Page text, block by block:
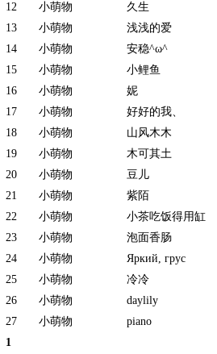
12
小萌物 久生
13
小萌物 浅浅的爱
14
小萌物 安稳^ω^
15
小萌物 小鲤鱼
16
小萌物 妮
17
小萌物 好好的我、
18
小萌物 山风木木
19
小萌物 木可其土
20
小萌物 豆儿
21
小萌物 紫陌
22
小萌物 小茶吃饭得用缸
23
小萌物 泡面香肠
24
小萌物 Яркий, грус
25
小萌物 冷冷
26
小萌物 daylily
27
小萌物 piano
1